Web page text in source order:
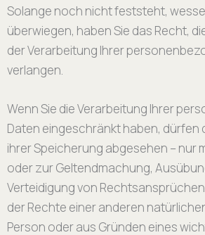
Solange noch nicht feststeht,
überwiegen, haben Sie das Recht,
der Verarbeitung Ihrer
verlangen.
Wenn Sie die Verarbeitung Ihrer
Daten eingeschränkt haben, dürfen
ihrer Speicherung abgesehen – nur
oder zur Geltendmachung,
Verteidigung von
der Rechte einer anderen
Person oder aus Gründen eines